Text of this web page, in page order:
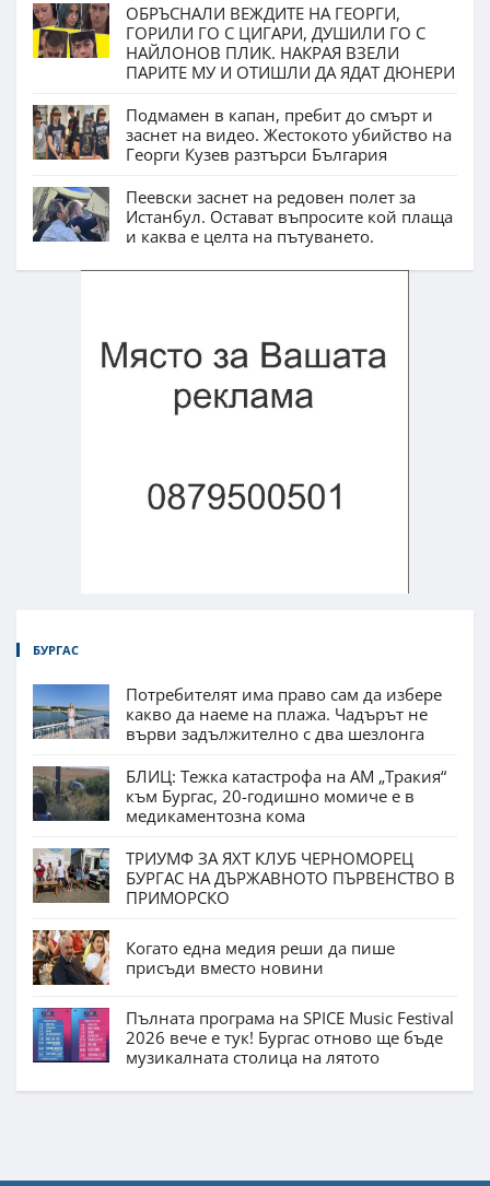
ОБРЪСНАЛИ ВЕЖДИТЕ НА ГЕОРГИ,
ГОРИЛИ ГО С ЦИГАРИ, ДУШИЛИ ГО С
НАЙЛОНОВ ПЛИК. НАКРАЯ ВЗЕЛИ
ПАРИТЕ МУ И ОТИШЛИ ДА ЯДАТ ДЮНЕРИ
Подмамен в капан, пребит до смърт и
заснет на видео. Жестокото убийство на
Георги Кузев разтърси България
Пеевски заснет на редовен полет за
Истанбул. Остават въпросите кой плаща
и каква е целта на пътуването.
БУРГАС
Потребителят има право сам да избере
какво да наеме на плажа. Чадърът не
върви задължително с два шезлонга
БЛИЦ: Тежка катастрофа на АМ „Тракия“
към Бургас, 20-годишно момиче е в
медикаментозна кома
ТРИУМФ ЗА ЯХТ КЛУБ ЧЕРНОМОРЕЦ
БУРГАС НА ДЪРЖАВНОТО ПЪРВЕНСТВО В
ПРИМОРСКО
Когато една медия реши да пише
присъди вместо новини
Пълната програма на SPICE Music Festival
2026 вече е тук! Бургас отново ще бъде
музикалната столица на лятото